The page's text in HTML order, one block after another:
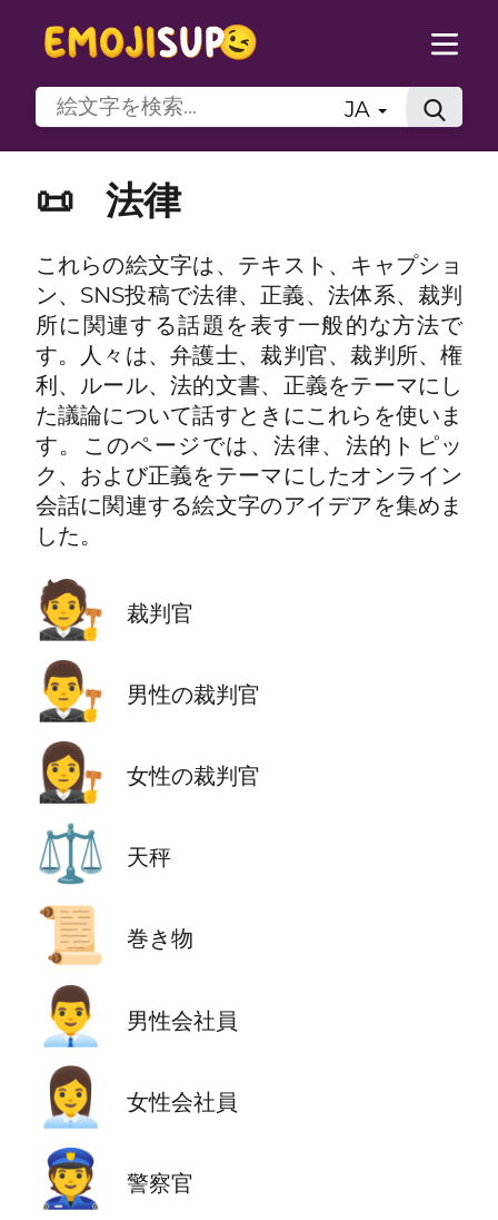
JA
📜 法律
これらの絵文字は、テキスト、キャプショ
ン、SNS投稿で法律、正義、法体系、裁判
所に関連する話題を表す一般的な方法で
す。人々は、弁護士、裁判官、裁判所、権
利、ルール、法的文書、正義をテーマにし
た議論について話すときにこれらを使いま
す。このページでは、法律、法的トピッ
ク、および正義をテーマにしたオンライン
会話に関連する絵文字のアイデアを集めま
した。
🧑‍⚖️ 裁判官
👨‍⚖️ 男性の裁判官
👩‍⚖️ 女性の裁判官
⚖️ 天秤
📜 巻き物
👨‍💼 男性会社員
👩‍💼 女性会社員
👮 警察官